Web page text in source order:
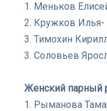
1. Меньков
2. Кружков Илья-
3. Тимохин
3. Соловьев
Женский парный
1. Рыманова